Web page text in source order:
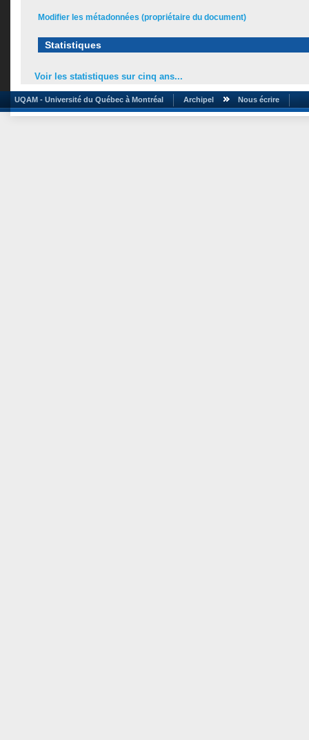
Modifier les métadonnées (propriétaire du document)
Statistiques
Voir les statistiques sur cinq ans...
UQAM - Université du Québec à Montréal Archipel Nous écrire